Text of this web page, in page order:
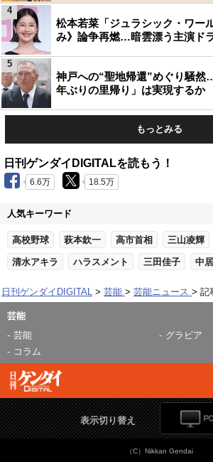
松本若菜「ジュラシック・ワー
み》論争再燃…暗雲漂う主演ド
4
神戸への“聖地帰還”めぐり騒然
年ぶりの里帰り」は実現するか
5
もっとみる
日刊ゲンダイDIGITALを読もう！
6.6万 18.5万
人気キーワード
高校野球 萩本欽一 高市首相 三山凌輝
清水アキラ ハラスメント 三田佳子 中
日刊ゲンダイDIGITAL 芸能 芸能ニュース 記
芸能
芸能
グラビア
コラム
表示切り替え
（C）Nikkan Gendai